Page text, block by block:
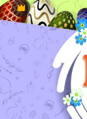
Premium